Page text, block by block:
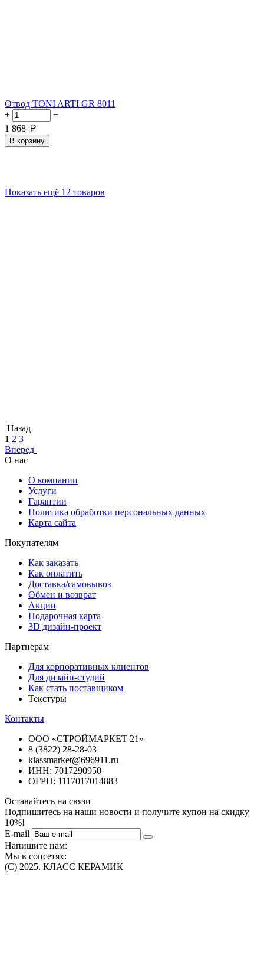
Отвод TONI ARTI GR 8011
+
−
1 868 ₽
В корзину
Показать ещё 12 товаров
Назад
1 2 3
Вперед
О нас
О компании
Услуги
Гарантии
Политика обработки персональных данных
Карта сайта
Покупателям
Как заказать
Как оплатить
Доставка/самовывоз
Обмен и возврат
Акции
Подарочная карта
3D дизайн-проект
Партнерам
Для корпоративных клиентов
Для дизайн-студий
Как стать поставщиком
Текстуры
Контакты
ООО «СТРОЙМАРКЕТ 21»
8 (3822) 28-28-03
klassmarket@696911.ru
ИНН: 7017290950
ОГРН: 1117017014883
Оставайтесь на связи
Подпишитесь на наши новости и получите купон на скидку
10%!
E-mail
Напишите нам:
Мы в соцсетях:
(C) 2025. КЛАСС КЕРАМИК